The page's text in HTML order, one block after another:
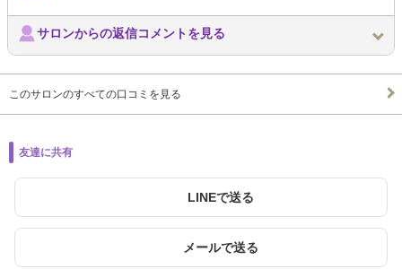
サロンからの返信コメントを見る
このサロンのすべての口コミを見る
友達に共有
LINEで送る
メールで送る